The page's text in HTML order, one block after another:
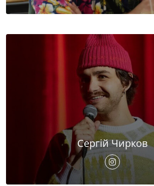
Сергій Чирков